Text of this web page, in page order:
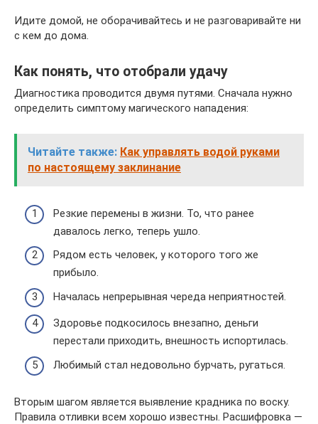
Идите домой, не оборачивайтесь и не разговаривайте ни
с кем до дома.
Как понять, что отобрали удачу
Диагностика проводится двумя путями. Сначала нужно
определить симптому магического нападения:
Читайте также: Как управлять водой руками
по настоящему заклинание
Резкие перемены в жизни. То, что ранее
давалось легко, теперь ушло.
Рядом есть человек, у которого того же
прибыло.
Началась непрерывная череда неприятностей.
Здоровье подкосилось внезапно, деньги
перестали приходить, внешность испортилась.
Любимый стал недовольно бурчать, ругаться.
Вторым шагом является выявление крадника по воску.
Правила отливки всем хорошо известны. Расшифровка —